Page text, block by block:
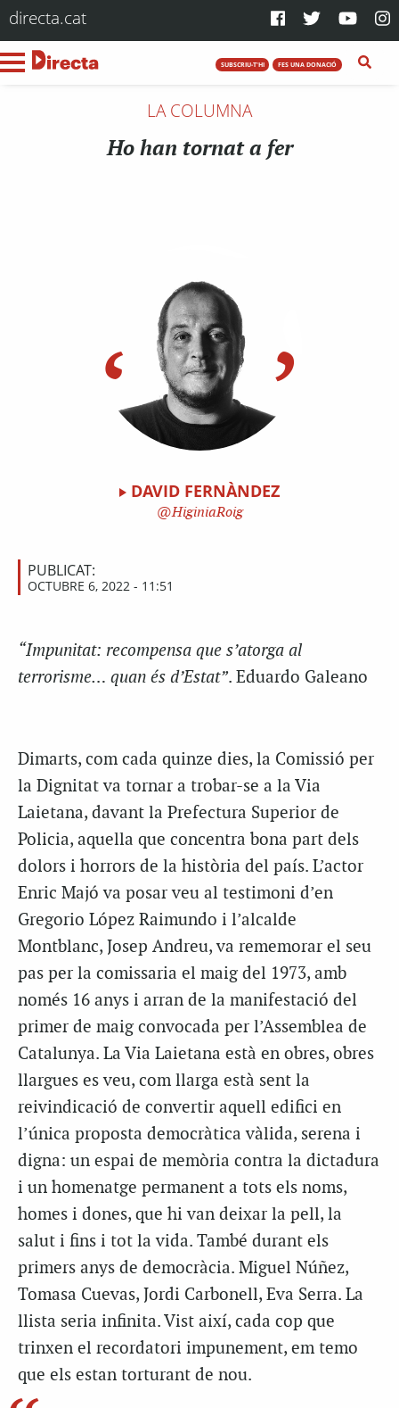
directa.cat
SUBSCRIU-T'HI FES UNA DONACIÓ
LA COLUMNA
Ho han tornat a fer
DAVID FERNÀNDEZ
HiginiaRoig
PUBLICAT:
OCTUBRE 6, 2022 - 11:51
“Impunitat: recompensa que s’atorga al
terrorisme… quan és d’Estat”. Eduardo Galeano
Dimarts, com cada quinze dies, la Comissió per
la Dignitat va tornar a trobar-se a la Via
Laietana, davant la Prefectura Superior de
Policia, aquella que concentra bona part dels
dolors i horrors de la història del país. L’actor
Enric Majó va posar veu al testimoni d’en
Gregorio López Raimundo i l’alcalde
Montblanc, Josep Andreu, va rememorar el seu
pas per la comissaria el maig del 1973, amb
només 16 anys i arran de la manifestació del
primer de maig convocada per l’Assemblea de
Catalunya. La Via Laietana està en obres, obres
llargues es veu, com llarga està sent la
reivindicació de convertir aquell edifici en
l’única proposta democràtica vàlida, serena i
digna: un espai de memòria contra la dictadura
i un homenatge permanent a tots els noms,
homes i dones, que hi van deixar la pell, la
salut i fins i tot la vida. També durant els
primers anys de democràcia. Miguel Núñez,
Tomasa Cuevas, Jordi Carbonell, Eva Serra. La
llista seria infinita. Vist així, cada cop que
trinxen el recordatori impunement, em temo
que els estan torturant de nou.